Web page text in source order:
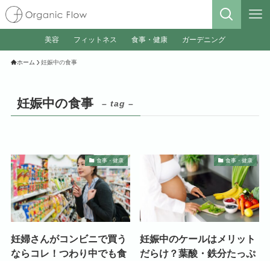
美容 フィットネス 食事・健康 ガーデニング
ホーム 妊娠中の食事
妊娠中の食事 – tag –
食事・健康
妊婦さんがコンビニで買う
ならコレ！つわり中でも食
食事・健康
妊娠中のケールはメリット
だらけ？葉酸・鉄分たっぷ